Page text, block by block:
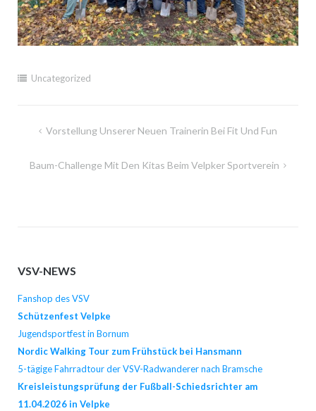
Uncategorized
Beitragsnavigation
Vorstellung Unserer Neuen Trainerin Bei Fit Und Fun
Baum-Challenge Mit Den Kitas Beim Velpker Sportverein
VSV-NEWS
Fanshop des VSV
Schützenfest Velpke
Jugendsportfest in Bornum
Nordic Walking Tour zum Frühstück bei Hansmann
5-tägige Fahrradtour der VSV-Radwanderer nach Bramsche
Kreisleistungsprüfung der Fußball-Schiedsrichter am
11.04.2026 in Velpke